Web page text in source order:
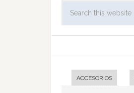
ACCESORIOS